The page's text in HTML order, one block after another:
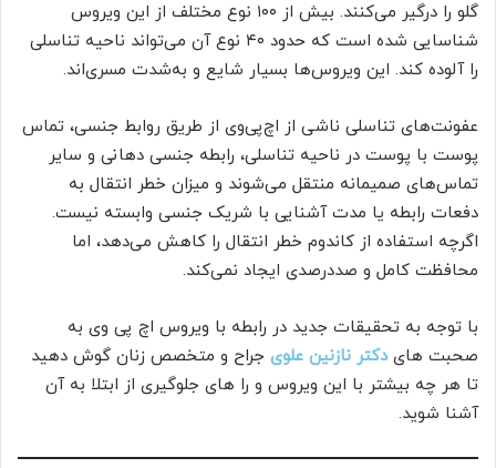
گلو را درگیر می‌کنند. بیش از ۱۰۰ نوع مختلف از این ویروس
شناسایی شده است که حدود ۴۰ نوع آن می‌تواند ناحیه تناسلی
را آلوده کند. این ویروس‌ها بسیار شایع و به‌شدت مسری‌اند.
عفونت‌های تناسلی ناشی از اچ‌پی‌وی از طریق روابط جنسی، تماس
پوست با پوست در ناحیه تناسلی، رابطه جنسی دهانی و سایر
تماس‌های صمیمانه منتقل می‌شوند و میزان خطر انتقال به
دفعات رابطه یا مدت آشنایی با شریک جنسی وابسته نیست.
اگرچه استفاده از کاندوم خطر انتقال را کاهش می‌دهد، اما
محافظت کامل و صددرصدی ایجاد نمی‌کند.
با توجه به تحقیقات جدید در رابطه با ویروس اچ پی وی به
صحبت هایدکتر نازنین علوی جراح و متخصص زنان گوش دهید
تا هر چه بیشتر با این ویروس و را های جلوگیری از ابتلا به آن
آشنا شوید.